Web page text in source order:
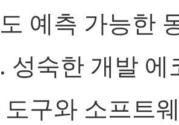
예측 가능한
성숙한 개발
구와 소프트